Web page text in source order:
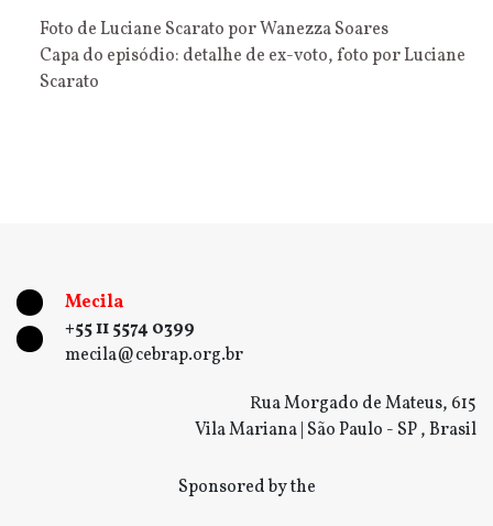
Foto de Luciane Scarato por Wanezza Soares
Capa do episódio: detalhe de ex-voto, foto por Luciane
Scarato
Mecila
+55 11 5574 0399
mecila@cebrap.org.br
Rua Morgado de Mateus, 615
Vila Mariana | São Paulo - SP , Brasil
Sponsored by the